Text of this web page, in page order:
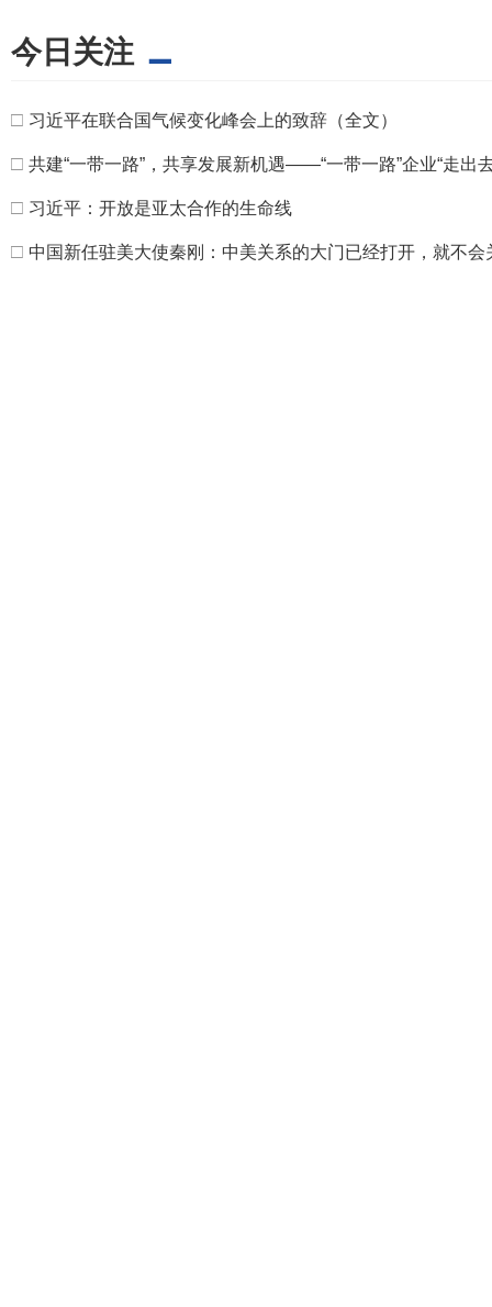
今日关注
□ 习近平在联合国气候变化峰会上的致辞（全文）
□ 共建“一带一路”，共享发展新机遇——“一带一路”企业“走出
□ 习近平：开放是亚太合作的生命线
□ 中国新任驻美大使秦刚：中美关系的大门已经打开，就不会